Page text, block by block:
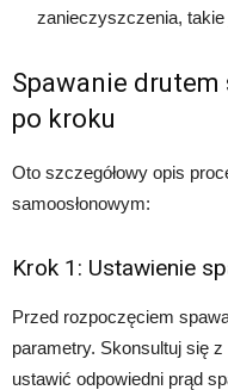
zanieczyszczenia, takie
Spawanie drutem
po kroku
Oto szczegółowy opis
samoosłonowym:
Krok 1: Ustawienie
Przed rozpoczęciem
parametry. Skonsultuj się
ustawić odpowiedni prąd